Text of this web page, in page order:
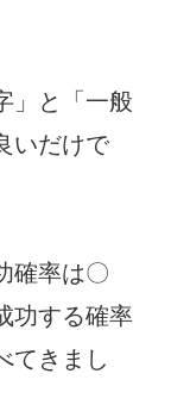
」と「一般
いだけで
確率は〇
功する確率
てきまし